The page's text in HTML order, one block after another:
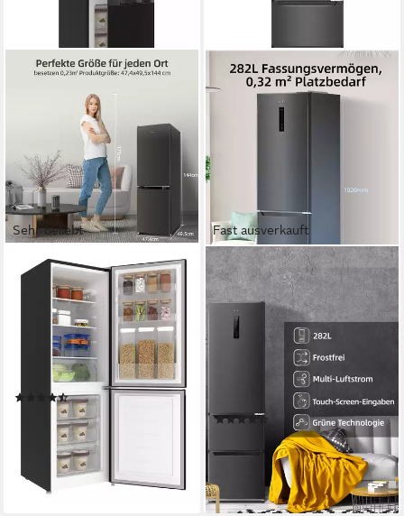
Sehr beliebt
CHIQ
Kühl-/Gefrierkombination
CBM159LEBD
50 x 144 x 47 cm
B/H/T
Kapazität Kühlen
Kapazität Frieren
Produktdatenblatt
(49)
249,99 € UVP499,99 €
nur diesen Monat
mtl. in 12 Raten
lieferbar - in 3-4 Werktagen bei dir
Fast ausverkauft
CHIQ
Kühl-/Gefrierkombination
Optimal Frische+
CID282NEIBE
54 x 19.2 x 58.6 cm B/H/T
Kapazität Kühlen
Kapazität Frieren
UVP789,99 €
16,15 €
mtl. in 36 Raten
lieferbar - in 3-4 Werktagen bei dir